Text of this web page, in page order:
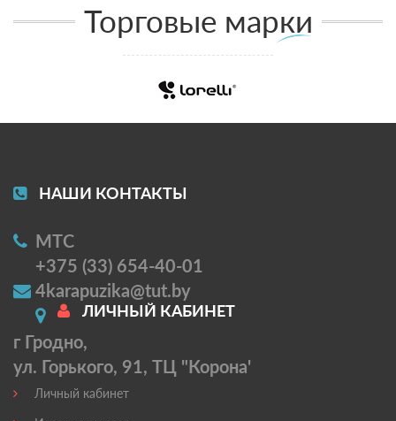
Торговые марки
НАШИ КОНТАКТЫ
МТС
+375 (33) 654-40-01
4karapuzika@tut.by
г Гродно,
ул. Горького, 91, ТЦ "Корона'
ЛИЧНЫЙ КАБИНЕТ
Личный кабинет